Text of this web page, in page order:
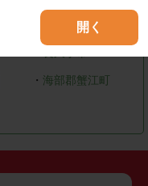
開く
尾張旭市
・ 海部郡蟹江町